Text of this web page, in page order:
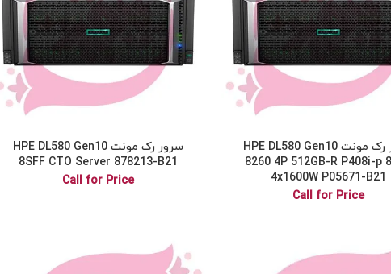
سرور رک مونت HPE DL580 Gen10
8260 4P 512GB-R P408i-p
4x1600W P05671-B21
Call for Price
سرور رک مونت HPE DL580 Gen10
8SFF CTO Server 878213-B21
Call for Price